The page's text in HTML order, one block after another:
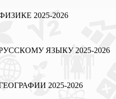
ФИЗИКЕ 2025-2026
РУССКОМУ ЯЗЫКУ 2025-2026
ГЕОГРАФИИ 2025-2026